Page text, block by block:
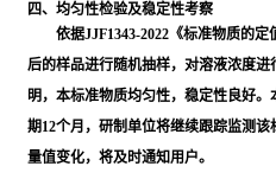
四、均匀性检验及稳定性考察
依据JJF1343-2022《标准物质的
后的样品进行随机抽样，对溶液浓度
明，本标准物质均匀性，稳定性良好
期12个月，研制单位将继续跟踪监测
量值变化，将及时通知用户。